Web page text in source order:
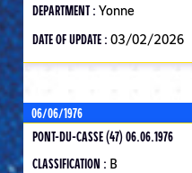
DEPARTMENT : Yonne
DATE OF UPDATE : 03/02/2026
06/06/1976
PONT-DU-CASSE (47) 06.06.1976
CLASSIFICATION : B